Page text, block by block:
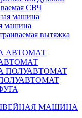
СВЧ
машина
вытяжка
МАШИНА